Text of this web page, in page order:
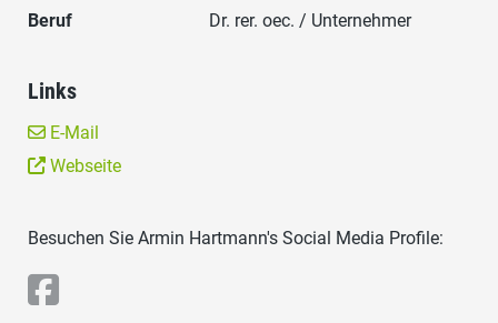
Beruf
Dr. rer. oec. / Unternehmer
Links
E-Mail
Webseite
Besuchen Sie Armin Hartmann's Social Media Profile: